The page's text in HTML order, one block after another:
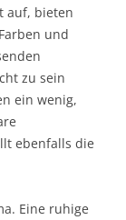
auf, bieten
und
zu sein
ein wenig,
ebenfalls die
Eine ruhige